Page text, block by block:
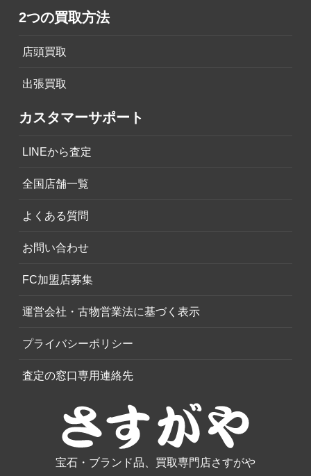
2つの買取方法
店頭買取
出張買取
カスタマーサポート
LINEから査定
全国店舗一覧
よくある質問
お問い合わせ
FC加盟店募集
運営会社・古物営業法に基づく表示
プライバシーポリシー
査定の窓口専用連絡先
宝石・ブランド品、買取専門店さすがや